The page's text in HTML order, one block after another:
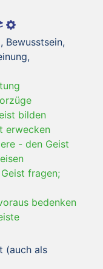
Bewusstsein,
bilden
erwecken
- den Geist
fragen;
bedenken
(auch als